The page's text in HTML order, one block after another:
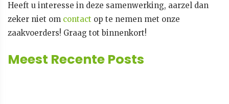
Heeft u interesse in deze samenwerking, aarzel dan
zeker niet om contact op te nemen met onze
zaakvoerders! Graag tot binnenkort!
Meest Recente Posts